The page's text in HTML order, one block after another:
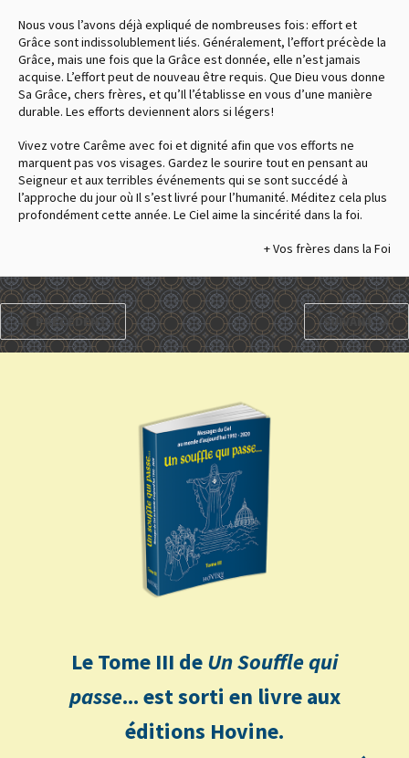
Nous vous l’avons déjà expliqué de nombreuses fois : effort et
Grâce sont indissolublement liés. Généralement, l’effort précède la
Grâce, mais une fois que la Grâce est donnée, elle n’est jamais
acquise. L’effort peut de nouveau être requis. Que Dieu vous donne
Sa Grâce, chers frères, et qu’Il l’établisse en vous d’une manière
durable. Les efforts deviennent alors si légers !
Vivez votre Carême avec foi et dignité afin que vos efforts ne
marquent pas vos visages. Gardez le sourire tout en pensant au
Seigneur et aux terribles événements qui se sont succédé à
l’approche du jour où Il s’est livré pour l’humanité. Méditez cela plus
profondément cette année. Le Ciel aime la sincérité dans la foi.
+ Vos frères dans la Foi
PRÉCÉDENT SUIVANT
Le Tome III deUn Souffle qui
passe... est sorti en livre aux
éditions Hovine.